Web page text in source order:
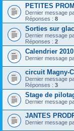
PETITES
Dernier message
Réponses : 8
Sorties sur
Dernier message
Réponses : 2
Calendrier
Dernier message
circuit Magny-
Dernier message
Réponses : 3
Stage de
Dernier message
JANTES
Dernier message